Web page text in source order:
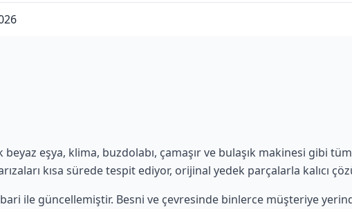
eşya, klima, buzdolabı, çamaşır ve bulaşık makinesi gibi
kısa sürede tespit ediyor, orijinal yedek parçalarla kalıcı
ile güncellemiştir. Besni ve çevresinde binlerce müşteriye